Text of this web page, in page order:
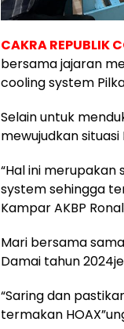
CAKRA REPUBLIK
bersama jajaran
cooling system
Selain untuk
mewujudkan
“Hal ini
system sehingga
Kampar AKBP
Mari bersama
Damai tahun
“Saring dan
termakan